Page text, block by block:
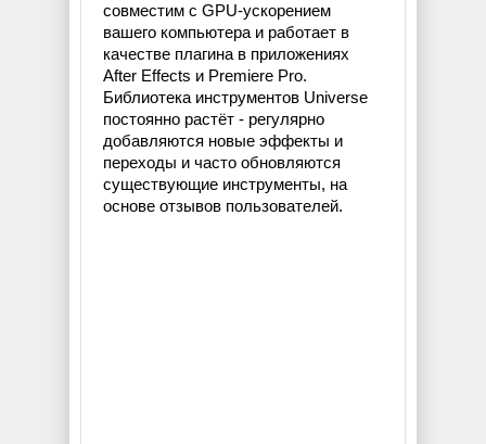
совместим с GPU-ускорением
вашего компьютера и работает в
качестве плагина в приложениях
After Effects и Premiere Pro.
Библиотека инструментов Universe
постоянно растёт - регулярно
добавляются новые эффекты и
переходы и часто обновляются
существующие инструменты, на
основе отзывов пользователей.